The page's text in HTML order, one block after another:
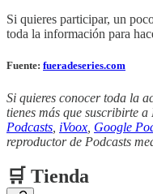
Si quieres participar, un
toda la información para
Fuente: fueradeseries.com
Si quieres conocer toda la
tienes más que suscribirte a
Podcasts iVoox Google
reproductor de Podcasts
🛒 Tienda